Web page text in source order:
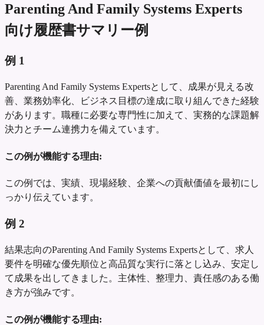
Parenting And Family Systems Experts
向け履歴書サマリー例
例 1
Parenting And Family Systems Expertsとして、成果が見える改
善、業務効率化、ビジネス目標の達成に取り組んできた経験
があります。職種に必要な専門性に加えて、実務的な課題解
決力とチーム連携力を備えています。
この例が機能する理由:
この例では、実績、現場経験、企業への貢献価値を最初にし
っかり伝えています。
例 2
結果志向のParenting And Family Systems Expertsとして、求人
要件を明確な優先順位と高品質な実行に落とし込み、安定し
て成果を出してきました。主体性、整理力、責任感のある働
き方が強みです。
この例が機能する理由: